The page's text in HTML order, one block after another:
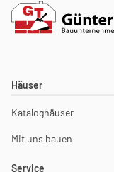
Häuser
Kataloghäuser
Mit uns bauen
Service